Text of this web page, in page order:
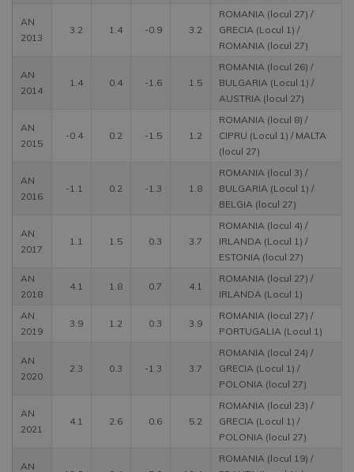
AN
2013
3.2 1.4 -0.9 3.2
ROMANIA (locul 27) /
GRECIA (Locul 1) /
ROMANIA (locul 27)
AN
2014
1.4 0.4 -1.6 1.5
ROMANIA (locul 26) /
BULGARIA (Locul 1) /
AUSTRIA (locul 27)
AN
2015
-0.4 0.2 -1.5 1.2
ROMANIA (locul 8) /
CIPRU (Locul 1) / MALTA
(locul 27)
AN
2016
-1.1 0.2 -1.3 1.8
ROMANIA (locul 3) /
BULGARIA (Locul 1) /
BELGIA (locul 27)
AN
2017
1.1 1.5 0.3 3.7
ROMANIA (locul 4) /
IRLANDA (Locul 1) /
ESTONIA (locul 27)
AN
2018
4.1 1.8 0.7 4.1
ROMANIA (locul 27) /
IRLANDA (Locul 1)
AN
2019
3.9 1.2 0.3 3.9
ROMANIA (locul 27) /
PORTUGALIA (Locul 1)
AN
2020
2.3 0.3 -1.3 3.7
ROMANIA (locul 24) /
GRECIA (Locul 1) /
POLONIA (locul 27)
AN
2021
4.1 2.6 0.6 5.2
ROMANIA (locul 23) /
GRECIA (Locul 1) /
POLONIA (locul 27)
AN
ROMANIA (locul 19) /